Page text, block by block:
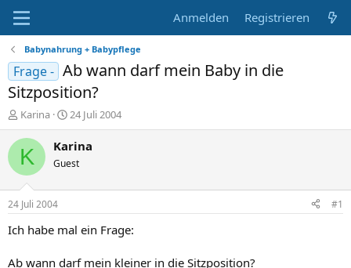
Anmelden Registrieren
Babynahrung + Babypflege
Frage - Ab wann darf mein Baby in die
Sitzposition?
E
r
s
e
r
Karina
E
r
s
e
t
a
24 Juli 2004
K Karina
Guest
24 Juli 2004 #1
Ich habe mal ein Frage:
Ab wann darf mein kleiner in die Sitzposition?